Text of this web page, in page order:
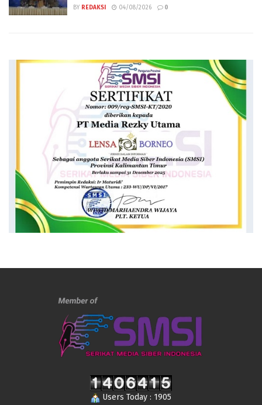
BY REDAKSI 04/08/2026 0
Users Today : 1905